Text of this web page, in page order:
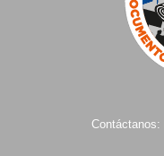
Contáctanos: